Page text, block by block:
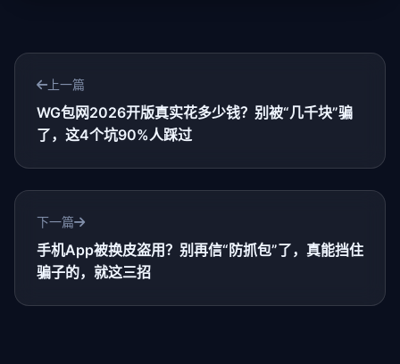
上一篇
WG包网2026开版真实花多少钱？别被“几千块”骗
了，这4个坑90%人踩过
下一篇
手机App被换皮盗用？别再信“防抓包”了，真能挡住
骗子的，就这三招